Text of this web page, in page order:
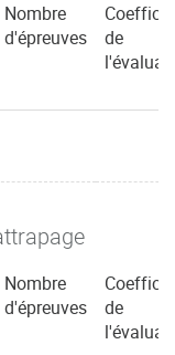
Nombre
d'épreuves
de
Nombre
d'épreuves
de